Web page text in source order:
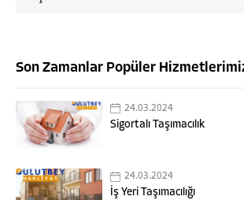
Son Zamanlar Popüler
24.03.2024
Sigortalı Taşımacılık
24.03.2024
İş Yeri Taşımacılığı
Bulutbey Nakliyat